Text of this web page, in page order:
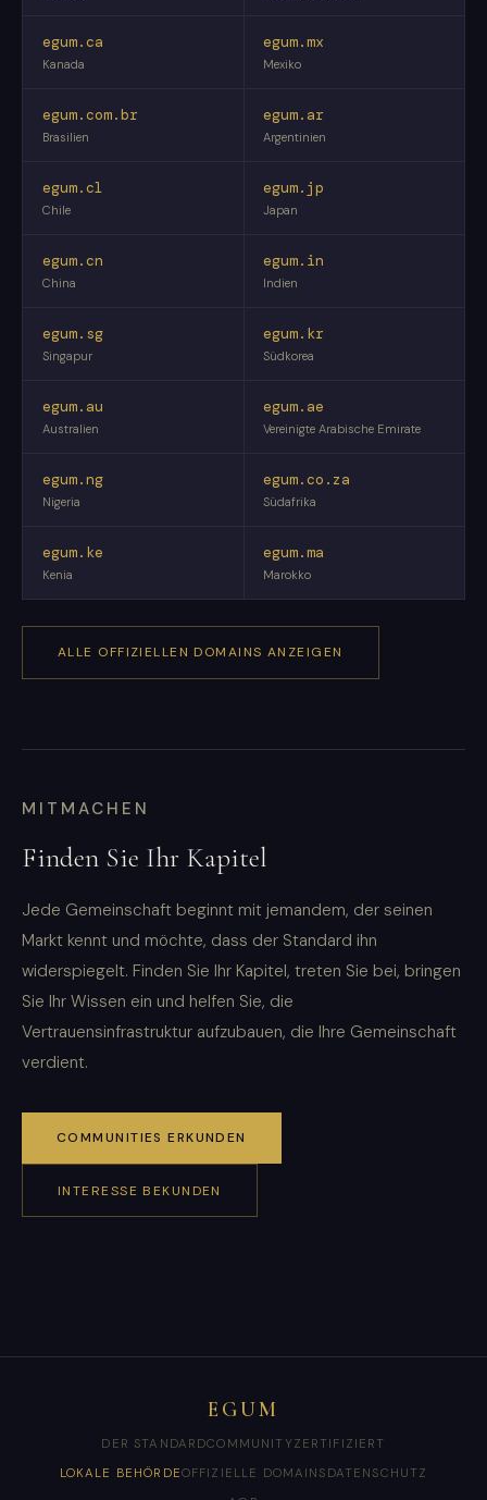
egum.ca
Kanada
egum.mx
Mexiko
egum.com.br
Brasilien
egum.ar
Argentinien
egum.cl
Chile
egum.jp
Japan
egum.cn
China
egum.in
Indien
egum.sg
Singapur
egum.kr
Südkorea
egum.au
Australien
egum.ae
Vereinigte Arabische Emirate
egum.ng
Nigeria
egum.co.za
Südafrika
egum.ke
Kenia
egum.ma
Marokko
ALLE OFFIZIELLEN DOMAINS ANZEIGEN
MITMACHEN
Finden Sie Ihr Kapitel
Jede Gemeinschaft beginnt mit jemandem, der seinen
Markt kennt und möchte, dass der Standard ihn
widerspiegelt. Finden Sie Ihr Kapitel, treten Sie bei, bringen
Sie Ihr Wissen ein und helfen Sie, die
Vertrauensinfrastruktur aufzubauen, die Ihre Gemeinschaft
verdient.
COMMUNITIES ERKUNDEN
INTERESSE BEKUNDEN
EGUM
DER STANDARDCOMMUNITY ZERTIFIZIERT
LOKALE BEHÖRDEOFFIZIELLE DOMAINS DATENSCHUTZ